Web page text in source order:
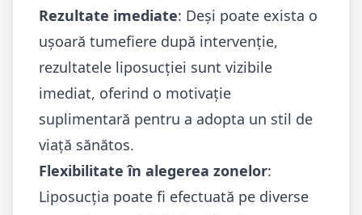
Rezultate imediate: Deși poate exista o
ușoară tumefiere după intervenție,
rezultatele liposucției sunt vizibile
imediat, oferind o motivație
suplimentară pentru a adopta un stil de
viață sănătos.
Flexibilitate în alegerea zonelor:
Liposucția poate fi efectuată pe diverse